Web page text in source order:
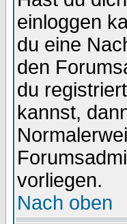
einloggen
du eine
den
du
kannst,
vorliegen.
Nach oben